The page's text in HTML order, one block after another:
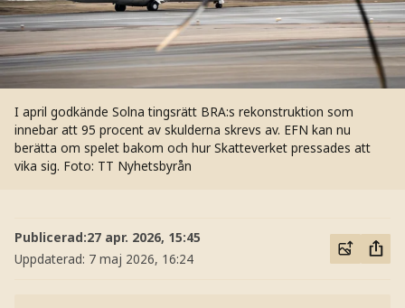
I april godkände Solna tingsrätt BRA:s rekonstruktion som
innebar att 95 procent av skulderna skrevs av. EFN kan nu
berätta om spelet bakom och hur Skatteverket pressades att
vika sig. Foto: TT Nyhetsbyrån
Publicerad:27 apr. 2026, 15:45
Uppdaterad: 7 maj 2026, 16:24